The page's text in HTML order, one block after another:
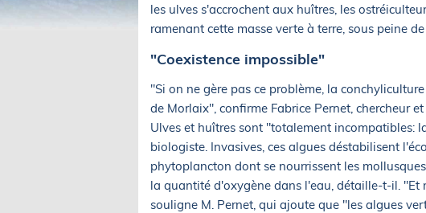
les ulves s'accrochent aux huîtres, les
ramenant cette masse verte à terre, sous peine
"Coexistence impossible"
"Si on ne gère pas ce problème, la
de Morlaix", confirme Fabrice Pernet, chercheur
Ulves et huîtres sont "totalement incompatibles:
biologiste. Invasives, ces algues déstabilisent
phytoplancton dont se nourrissent les
la quantité d'oxygène dans l'eau, détaille-t-il. "Et
souligne M. Pernet, qui ajoute que "les algues